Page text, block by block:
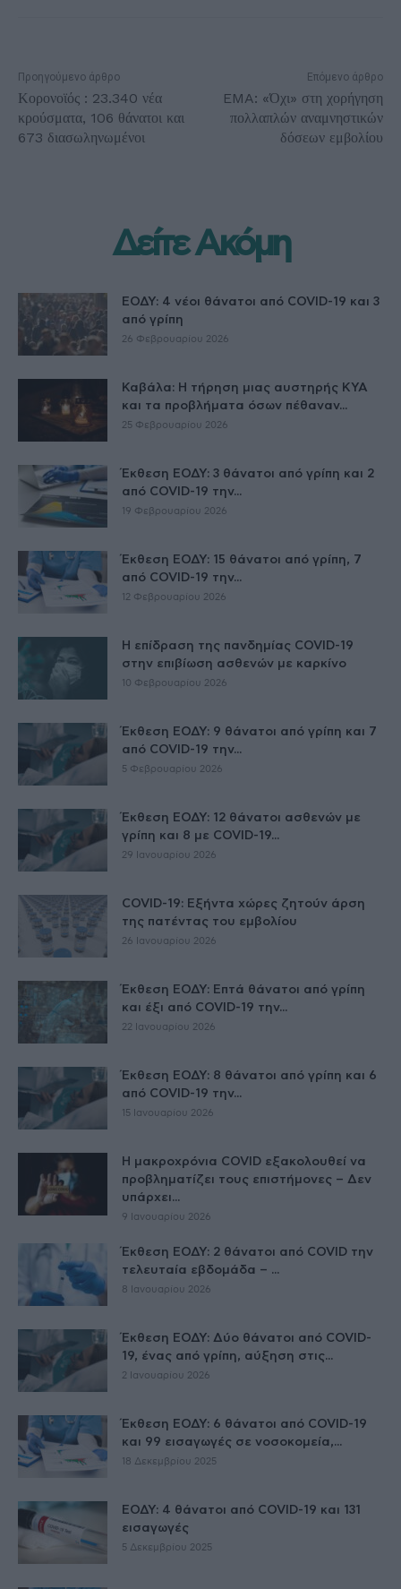
Προηγούμενο άρθρο
Κορονοϊός : 23.340 νέα
κρούσματα, 106 θάνατοι και
673 διασωληνωμένοι
Επόμενο άρθρο
EMA: «Όχι» στη χορήγηση
πολλαπλών αναμνηστικών
δόσεων εμβολίου
Δείτε Ακόμη
ΕΟΔΥ: 4 νέοι θάνατοι από COVID-19 και 3
από γρίπη
26 Φεβρουαρίου 2026
Καβάλα: Η τήρηση μιας αυστηρής ΚΥΑ
και τα προβλήματα όσων πέθαναν...
25 Φεβρουαρίου 2026
Έκθεση ΕΟΔΥ: 3 θάνατοι από γρίπη και 2
από COVID-19 την...
19 Φεβρουαρίου 2026
Έκθεση ΕΟΔΥ: 15 θάνατοι από γρίπη, 7
από COVID-19 την...
12 Φεβρουαρίου 2026
Η επίδραση της πανδημίας COVID-19
στην επιβίωση ασθενών με καρκίνο
10 Φεβρουαρίου 2026
Έκθεση ΕΟΔΥ: 9 θάνατοι από γρίπη και 7
από COVID-19 την...
5 Φεβρουαρίου 2026
Έκθεση ΕΟΔΥ: 12 θάνατοι ασθενών με
γρίπη και 8 με COVID-19...
29 Ιανουαρίου 2026
COVID-19: Εξήντα χώρες ζητούν άρση
της πατέντας του εμβολίου
26 Ιανουαρίου 2026
Έκθεση ΕΟΔΥ: Επτά θάνατοι από γρίπη
και έξι από COVID-19 την...
22 Ιανουαρίου 2026
Έκθεση ΕΟΔΥ: 8 θάνατοι από γρίπη και 6
από COVID-19 την...
15 Ιανουαρίου 2026
Η μακροχρόνια COVID εξακολουθεί να
προβληματίζει τους επιστήμονες – Δεν
υπάρχει...
9 Ιανουαρίου 2026
Έκθεση ΕΟΔΥ: 2 θάνατοι από COVID την
τελευταία εβδομάδα – ...
8 Ιανουαρίου 2026
Έκθεση ΕΟΔΥ: Δύο θάνατοι από COVID-
19, ένας από γρίπη, αύξηση στις...
2 Ιανουαρίου 2026
Έκθεση ΕΟΔΥ: 6 θάνατοι από COVID-19
και 99 εισαγωγές σε νοσοκομεία,...
18 Δεκεμβρίου 2025
ΕΟΔΥ: 4 θάνατοι από COVID-19 και 131
εισαγωγές
5 Δεκεμβρίου 2025